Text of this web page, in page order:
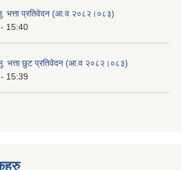
भत्ता प्रतिवेदन (आ.व २०८२।०८३)
15:40
भत्ता छुट प्रतिवेदन (आ.व २०८२।०८३)
15:39